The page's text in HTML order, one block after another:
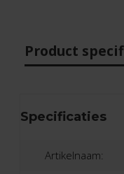
Product
Specificaties
Artikelnaam: